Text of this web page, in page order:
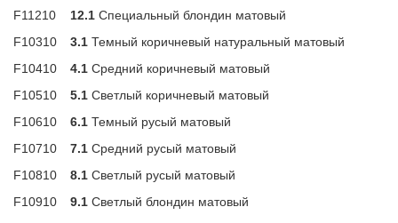
F11210
12.1 Специальный блондин матовый
F10310
3.1 Темный коричневый натуральный матовый
F10410
4.1 Средний коричневый матовый
F10510
5.1 Светлый коричневый матовый
F10610
6.1 Темный русый матовый
F10710
7.1 Средний русый матовый
F10810
8.1 Светлый русый матовый
F10910
9.1 Светлый блондин матовый